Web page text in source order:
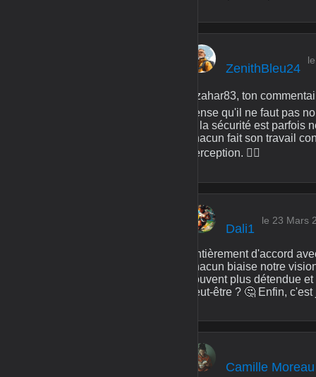
ZenithBleu24
Azahar83, ton
pense qu'il ne faut pas
et la sécurité est parfois
chacun fait son travail
perception. 🤷‍♂️
Dali1
le 23 Mars
Entièrement d'accord
chacun biaise notre
souvent plus détendue
peut-être ? 🤔 Enfin,
Camille Moreau